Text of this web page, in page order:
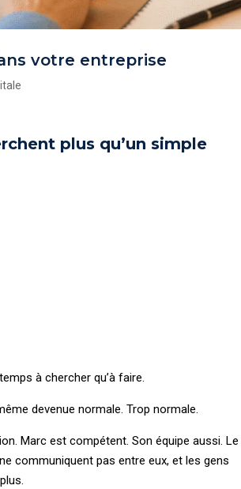
votre entreprise
plus qu’un simple
à chercher qu’à faire.
devenue normale. Trop normale.
Marc est compétent. Son équipe aussi. Le
communiquent pas entre eux, et les gens